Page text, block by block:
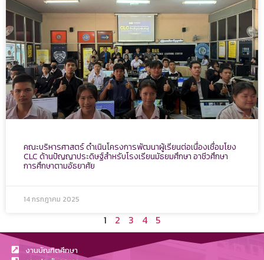
คณะบริหารศาสตร์ ดำเนินโครงการพัฒนาผู้เรียนต่อเนื่องเชื่อมโยง
CLC ด้านปัญญาประดิษฐ์สำหรับโรงเรียนมัธยมศึกษา อาชีวศึกษา
การศึกษาตามอัธยาศัย
14 กรกฎาคม 2025
1 2 3 4 5
งานบัณฑิตศึกษา